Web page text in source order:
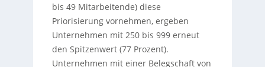
bis 49 Mitarbeitende) diese
Priorisierung vornehmen, ergeben
Unternehmen mit 250 bis 999 erneut
den Spitzenwert (77 Prozent).
Unternehmen mit einer Belegschaft von